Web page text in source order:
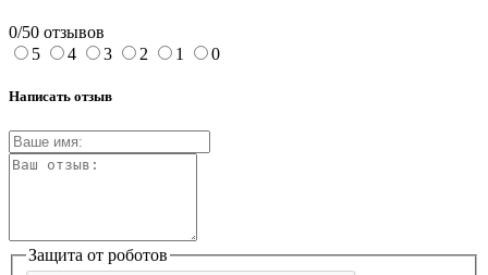
0/50 отзывов
5
4 3 2 1 0
Написать отзыв
Защита от роботов